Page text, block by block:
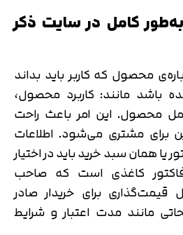
کامل در سایت ذکر
محصول که کاربر باید بداند
باشد مانند: کاربرد محصول،
محصول. این امر باعث راحت
برای مشتری می‌شود. اطلاعات
همان سبد خرید باید در اختیار
کاغذی است که صاحب
قیمت‌گذاری برای خریدار صادر
مانند مدت‌ اعتبار و شرایط‌